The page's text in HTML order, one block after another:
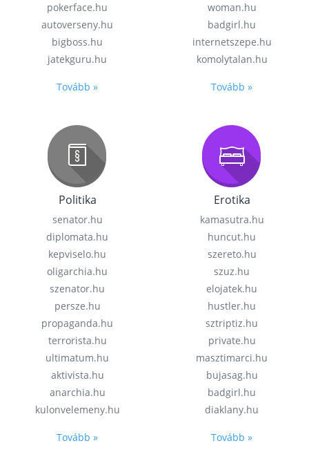
pokerface.hu
autoverseny.hu
bigboss.hu
jatekguru.hu
Tovább »
woman.hu
badgirl.hu
internetszepe.hu
komolytalan.hu
Tovább »
Politika
senator.hu
diplomata.hu
kepviselo.hu
oligarchia.hu
szenator.hu
persze.hu
propaganda.hu
terrorista.hu
ultimatum.hu
aktivista.hu
anarchia.hu
kulonvelemeny.hu
Tovább »
Erotika
kamasutra.hu
huncut.hu
szereto.hu
szuz.hu
elojatek.hu
hustler.hu
sztriptiz.hu
private.hu
masztimarci.hu
bujasag.hu
badgirl.hu
diaklany.hu
Tovább »